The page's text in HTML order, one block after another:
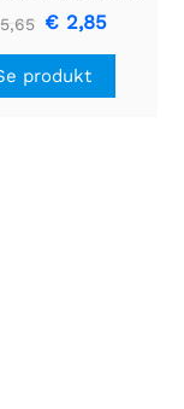
med Arduino
€ 2,85
produkt